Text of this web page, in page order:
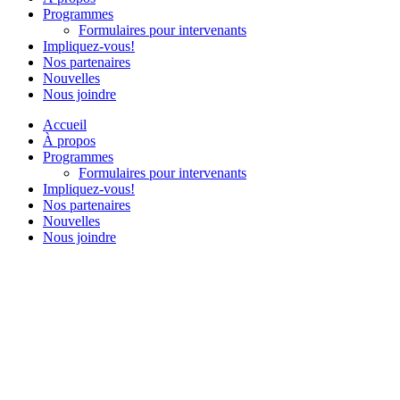
Programmes
Formulaires pour intervenants
Impliquez-vous!
Nos partenaires
Nouvelles
Nous joindre
Accueil
À propos
Programmes
Formulaires pour intervenants
Impliquez-vous!
Nos partenaires
Nouvelles
Nous joindre